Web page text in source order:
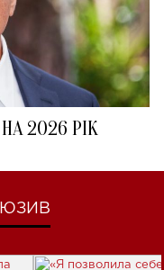
2026 РІК